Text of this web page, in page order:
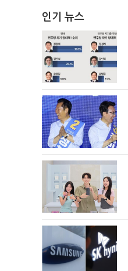
인기 뉴스